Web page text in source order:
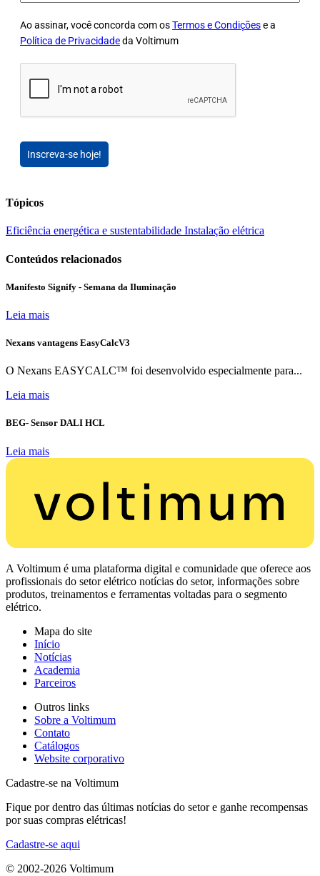
Ao assinar, você concorda com osTermos e Condiçõese a
Política de Privacidadeda Voltimum
Inscreva-se hoje!
Tópicos
Eficiência energética e sustentabilidade Instalação elétrica
Conteúdos relacionados
Manifesto Signify - Semana da Iluminação
Leia mais
Nexans vantagens EasyCalcV3
O Nexans EASYCALC™ foi desenvolvido especialmente para...
Leia mais
BEG- Sensor DALI HCL
Leia mais
A Voltimum é uma plataforma digital e comunidade que oferece aos
profissionais do setor elétrico notícias do setor, informações sobre
produtos, treinamentos e ferramentas voltadas para o segmento
elétrico.
Mapa do site
Início
Notícias
Academia
Parceiros
Outros links
Sobre a Voltimum
Contato
Catálogos
Website corporativo
Cadastre-se na Voltimum
Fique por dentro das últimas notícias do setor e ganhe recompensas
por suas compras elétricas!
Cadastre-se aqui
© 2002-2026 Voltimum